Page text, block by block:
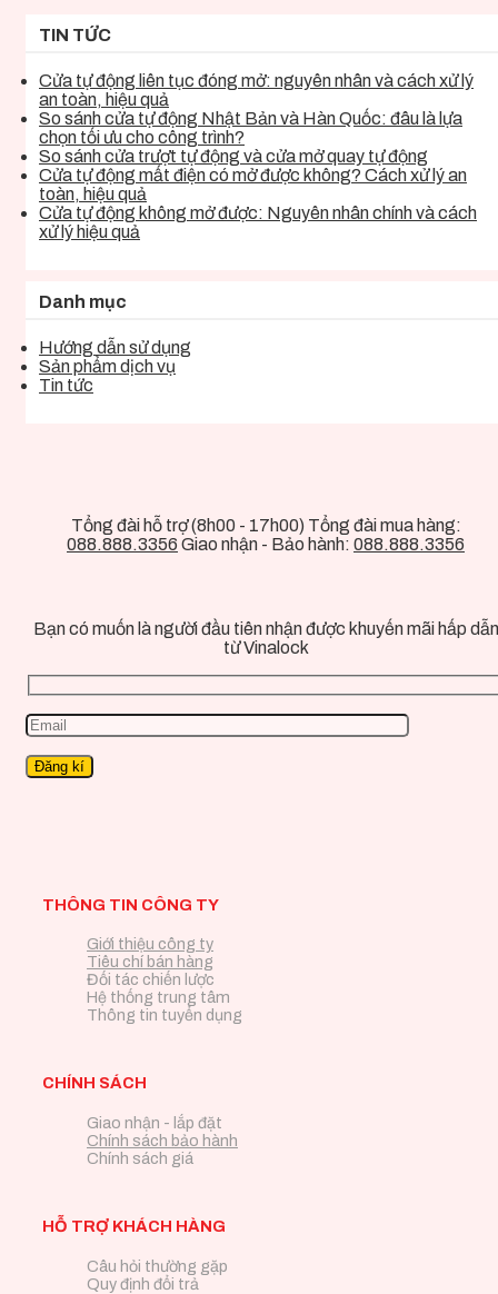
TIN TỨC
Cửa tự động liên tục đóng mở: nguyên nhân và cách xử lý
an toàn, hiệu quả
So sánh cửa tự động Nhật Bản và Hàn Quốc: đâu là lựa
chọn tối ưu cho công trình?
So sánh cửa trượt tự động và cửa mở quay tự động
Cửa tự động mất điện có mở được không? Cách xử lý an
toàn, hiệu quả
Cửa tự động không mở được: Nguyên nhân chính và cách
xử lý hiệu quả
Danh mục
Hướng dẫn sử dụng
Sản phẩm dịch vụ
Tin tức
Tổng đài hỗ trợ (8h00 - 17h00) Tổng đài mua hàng:
088.888.3356 Giao nhận - Bảo hành: 088.888.3356
Bạn có muốn là người đầu tiên nhận được khuyến mãi hấp dẫn
từ Vinalock
THÔNG TIN CÔNG TY
Giới thiệu công ty
Tiêu chí bán hàng
Đối tác chiến lược
Hệ thống trung tâm
Thông tin tuyển dụng
CHÍNH SÁCH
Giao nhận - lắp đặt
Chính sách bảo hành
Chính sách giá
HỖ TRỢ KHÁCH HÀNG
Câu hỏi thường gặp
Quy định đổi trả